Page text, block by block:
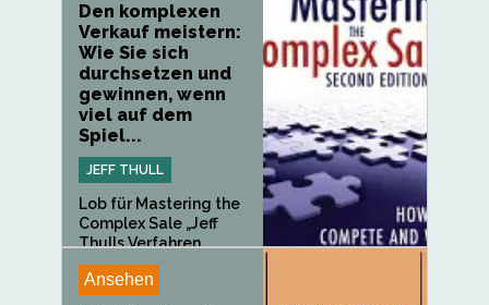
Den komplexen
Verkauf meistern:
Wie Sie sich
durchsetzen und
gewinnen, wenn
viel auf dem
Spiel...
JEFF THULL
Lob für Mastering the
Complex Sale „Jeff
Thulls Verfahren...
Ansehen